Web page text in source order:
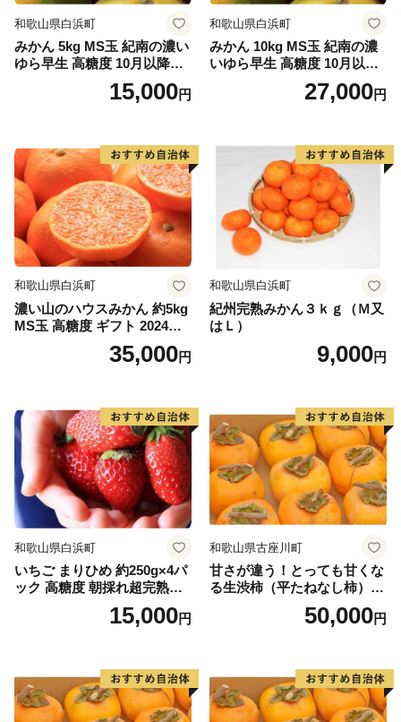
和歌山県白浜町
みかん 5kg MS玉 紀南の濃い
ゆら早生 高糖度 10月以降発
送 マルチ被覆栽培15,000円
和歌山県白浜町
みかん 10kg MS玉 紀南の濃
いゆら早生 高糖度 10月以降
発送 マルチ被覆栽培27,000円
和歌山県白浜町
濃い山のハウスみかん 約5kg
MS玉 高糖度 ギフト 2024年7
35,000円
和歌山県白浜町
紀州完熟みかん３ｋｇ（Ｍ又
はＬ）
9,000円
和歌山県白浜町
いちご まりひめ 約250g×4パ
ック 高糖度 朝採れ超完熟ま
りひめ 1月以降発送分
15,000円
和歌山県古座川町
甘さが違う！とっても甘くな
る生渋柿（平たねなし柿）吊
ップ付約14.5～15kg 約60～
rt015B】
50,000円